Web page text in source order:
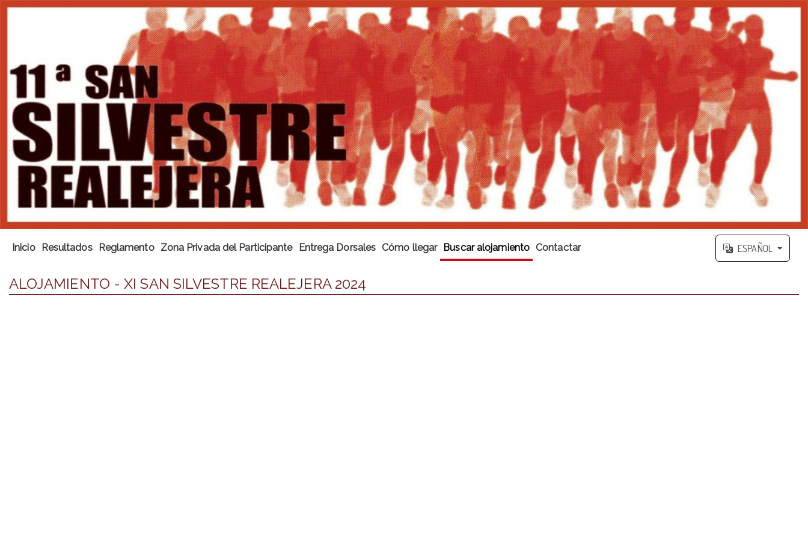
Inicio Resultados Reglamento Zona Privada del Participante Entrega Dorsales Cómo llegar Buscar alojamiento Contactar ESPAÑOL
ALOJAMIENTO - XI SAN SILVESTRE REALEJERA 2024